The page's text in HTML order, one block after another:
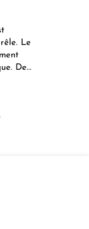
Le
De